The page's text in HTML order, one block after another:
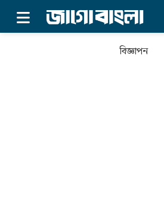
বিজ্ঞাপন